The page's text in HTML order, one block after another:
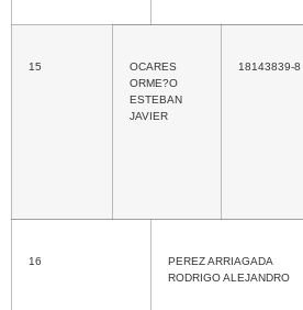
15
OCARES
ORME?O
ESTEBAN
JAVIER
18143839-8
16
PEREZ ARRIAGADA
RODRIGO ALEJANDRO